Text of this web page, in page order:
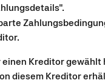
Kreditor gewählt
diesem Kreditor